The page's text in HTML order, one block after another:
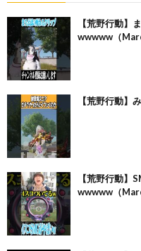
【荒野行動】
wwwww（
【荒野行動】
【荒野行動】
wwwww（